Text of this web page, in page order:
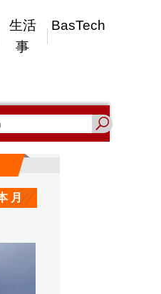
生活
事
BasTech
月